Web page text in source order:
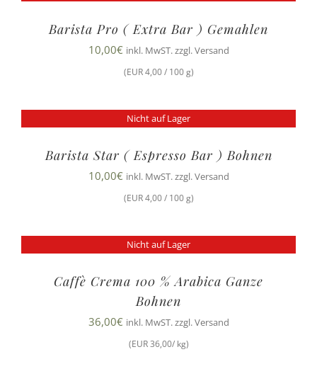
Barista Pro ( Extra Bar ) Gemahlen
10,00€ inkl. MwST. zzgl. Versand
(EUR 4,00 / 100 g)
Nicht auf Lager
Barista Star ( Espresso Bar ) Bohnen
10,00€ inkl. MwST. zzgl. Versand
(EUR 4,00 / 100 g)
Nicht auf Lager
Caffè Crema 100 % Arabica Ganze
Bohnen
36,00€ inkl. MwST. zzgl. Versand
(EUR 36,00/ kg)